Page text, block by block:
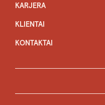
KARJERA
KLIENTAI
KONTAKTAI